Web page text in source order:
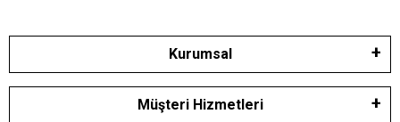
Kurumsal
Müşteri Hizmetleri